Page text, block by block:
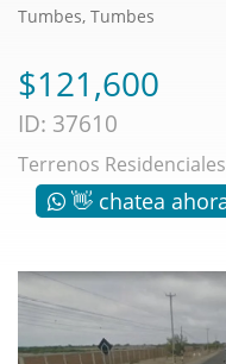
Tumbes, Tumbes
$121,600
ID: 37610
Terrenos Residenciales